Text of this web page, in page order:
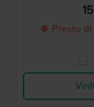
● Presto di